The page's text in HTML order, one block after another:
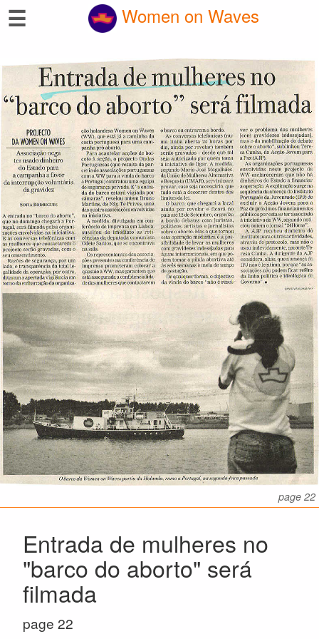
☰ Women on Waves
page 22
Entrada de mulheres no
"barco do aborto" será
filmada
page 22